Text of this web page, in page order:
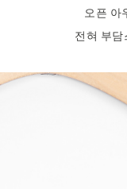
오픈 아
전혀 부담